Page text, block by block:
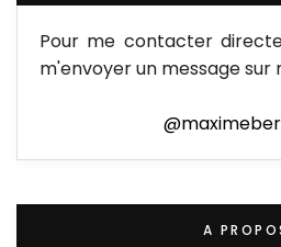
Pour me contacter
m'envoyer un message sur
A